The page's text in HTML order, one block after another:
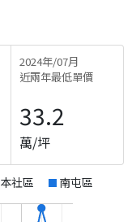
2024年/07月
近兩年最低單價
33.2
萬/坪
本社區 南屯區